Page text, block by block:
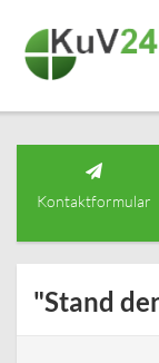
Kontaktformular
"Stand